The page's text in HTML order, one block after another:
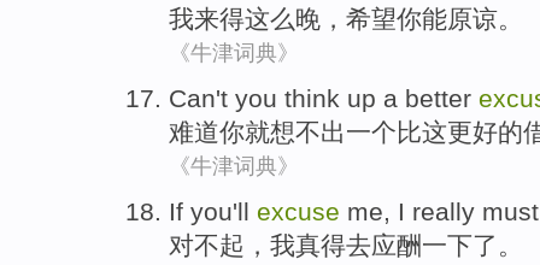
我来得这么晚 ， 希望你能原谅。
《牛津词典》
Can't you think up a better
难道你就想不出一个比这更好的
《牛津词典》
If you'll excuse me I really must
对不起 ， 我真得去应酬一下了 。